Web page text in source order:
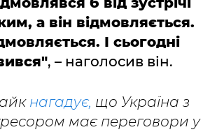
а він відмовляється.
І сьогодні
, – наголосив він.
нагадує, що Україна з
має переговори у